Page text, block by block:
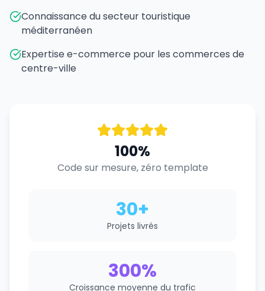
Connaissance du secteur touristique
méditerranéen
Expertise e-commerce pour les commerces de
centre-ville
100%
Code sur mesure, zéro template
30+
Projets livrés
300%
Croissance moyenne du trafic